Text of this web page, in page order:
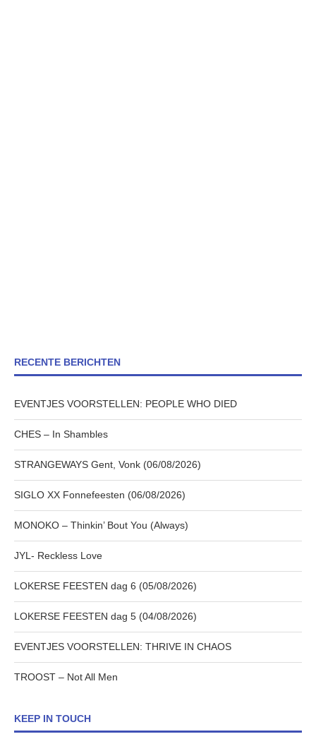
RECENTE BERICHTEN
EVENTJES VOORSTELLEN: PEOPLE WHO DIED
CHES – In Shambles
STRANGEWAYS Gent, Vonk (06/08/2026)
SIGLO XX Fonnefeesten (06/08/2026)
MONOKO – Thinkin’ Bout You (Always)
JYL- Reckless Love
LOKERSE FEESTEN dag 6 (05/08/2026)
LOKERSE FEESTEN dag 5 (04/08/2026)
EVENTJES VOORSTELLEN: THRIVE IN CHAOS
TROOST – Not All Men
KEEP IN TOUCH